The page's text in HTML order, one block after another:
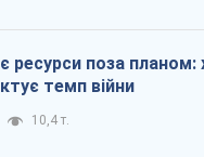
ресурси поза планом:
темп війни
10,4 т.